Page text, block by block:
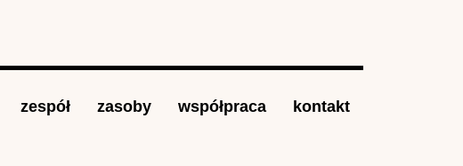
zespół zasoby współpraca kontakt